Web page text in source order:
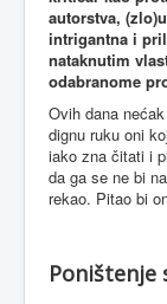
autorstva,
intrigantna i
nataknutim
odabranome
Ovih dana
dignu ruku oni
iako zna čitati i
da ga se ne bi
rekao. Pitao bi
Poništenje